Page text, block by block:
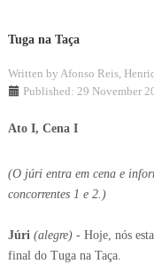
Tuga na Taça
Written by Afonso Reis,
Published: 29 November
Ato I, Cena I
(O júri entra em cena e
concorrentes 1 e 2.)
Júri (alegre) - Hoje, nós
final do Tuga na Taça.